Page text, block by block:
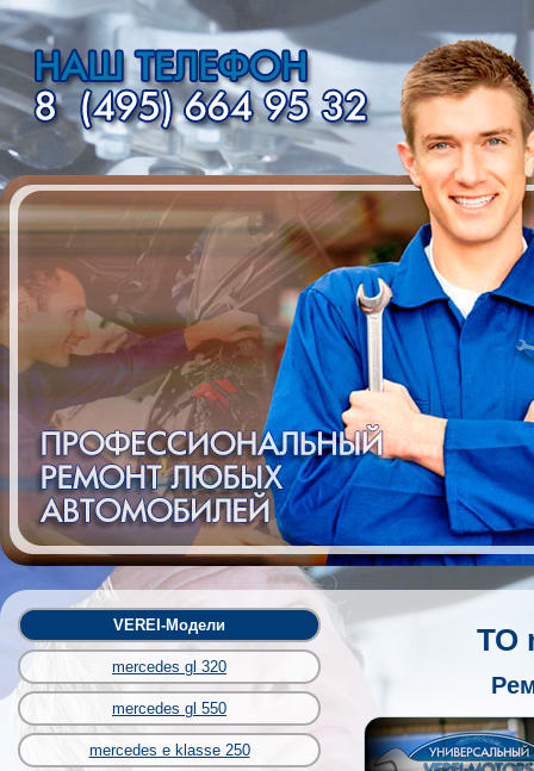
VEREI-Модели
mercedes gl 320
mercedes gl 550
mercedes e klasse 250
ТО